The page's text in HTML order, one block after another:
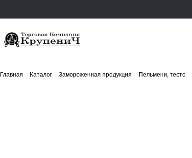
Главная Каталог Замороженная продукция Пельмени, тесто